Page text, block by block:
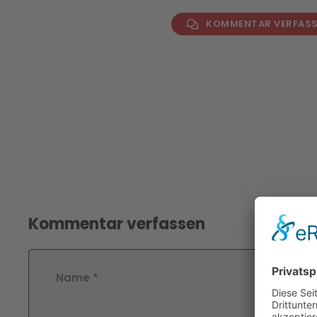
KOMMENTAR
Kommentar verfassen
Name *